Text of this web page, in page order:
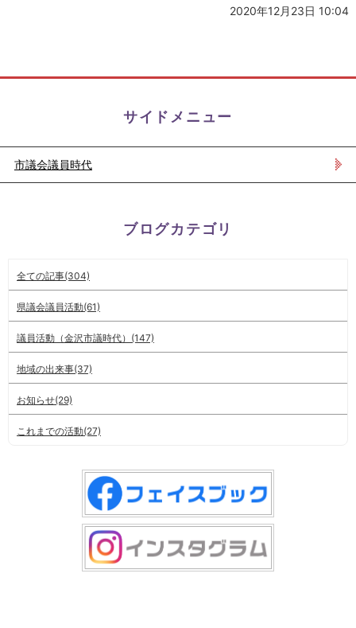
2020年12月23日 10:04
サイドメニュー
市議会議員時代
ブログカテゴリ
全ての記事(304)
県議会議員活動(61)
議員活動（金沢市議時代）(147)
地域の出来事(37)
お知らせ(29)
これまでの活動(27)